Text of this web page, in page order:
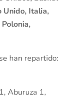
Unido, Italia,
han repartido:
Aburuza 1,